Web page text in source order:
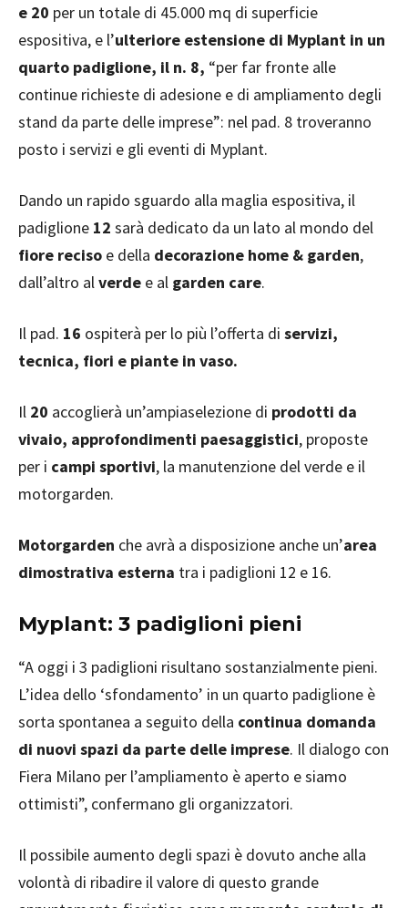
e 20 per un totale di 45.000 mq di superficie
espositiva, e l’ulteriore estensione di Myplant in un
quarto padiglione, il n. 8, “per far fronte alle
continue richieste di adesione e di ampliamento degli
stand da parte delle imprese”: nel pad. 8 troveranno
posto i servizi e gli eventi di Myplant.
Dando un rapido sguardo alla maglia espositiva, il
padiglione 12 sarà dedicato da un lato al mondo del
fiore reciso e della decorazione home & garden,
dall’altro alverde e al garden care.
Il pad. 16 ospiterà per lo più l’offerta di servizi,
tecnica, fiori e piante in vaso.
Il 20 accoglierà un’ampiaselezione di prodotti da
vivaio, approfondimenti paesaggistici, proposte
per i campi sportivi, la manutenzione del verde e il
motorgarden.
Motorgarden che avrà a disposizione anche un’area
dimostrativa esterna tra i padiglioni 12 e 16.
Myplant: 3 padiglioni pieni
“A oggi i 3 padiglioni risultano sostanzialmente pieni.
L’idea dello ‘sfondamento’ in un quarto padiglione è
sorta spontanea a seguito della continua domanda
di nuovi spazi da parte delle imprese. Il dialogo con
Fiera Milano per l’ampliamento è aperto e siamo
ottimisti”, confermano gli organizzatori.
Il possibile aumento degli spazi è dovuto anche alla
volontà di ribadire il valore di questo grande